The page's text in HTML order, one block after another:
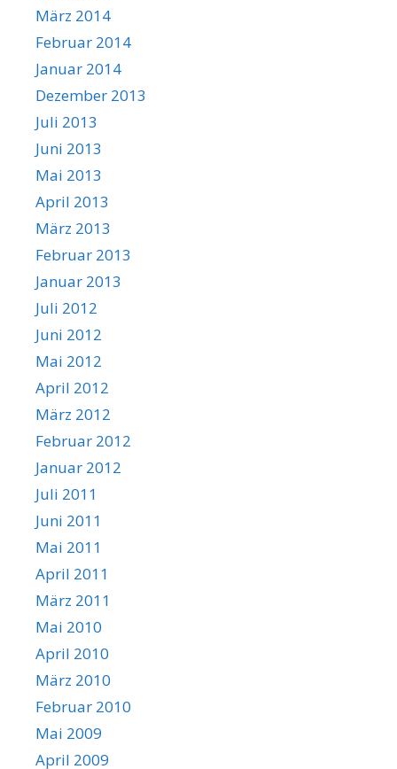
März 2014
Februar 2014
Januar 2014
Dezember 2013
Juli 2013
Juni 2013
Mai 2013
April 2013
März 2013
Februar 2013
Januar 2013
Juli 2012
Juni 2012
Mai 2012
April 2012
März 2012
Februar 2012
Januar 2012
Juli 2011
Juni 2011
Mai 2011
April 2011
März 2011
Mai 2010
April 2010
März 2010
Februar 2010
Mai 2009
April 2009